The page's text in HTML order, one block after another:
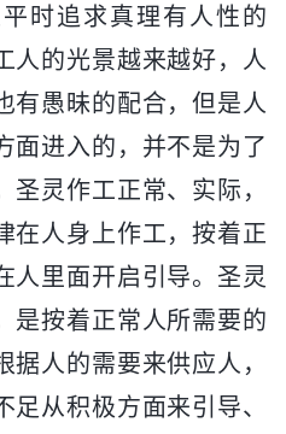
时追求真理有人性的
人的光景越来越好，人
有愚昧的配合，但是人
面进入的，并不是为了
灵作工正常、实际，
在人身上作工，按着正
人里面开启引导。圣灵
是按着正常人所需要的
人的需要来供应人，
从积极方面来引导、